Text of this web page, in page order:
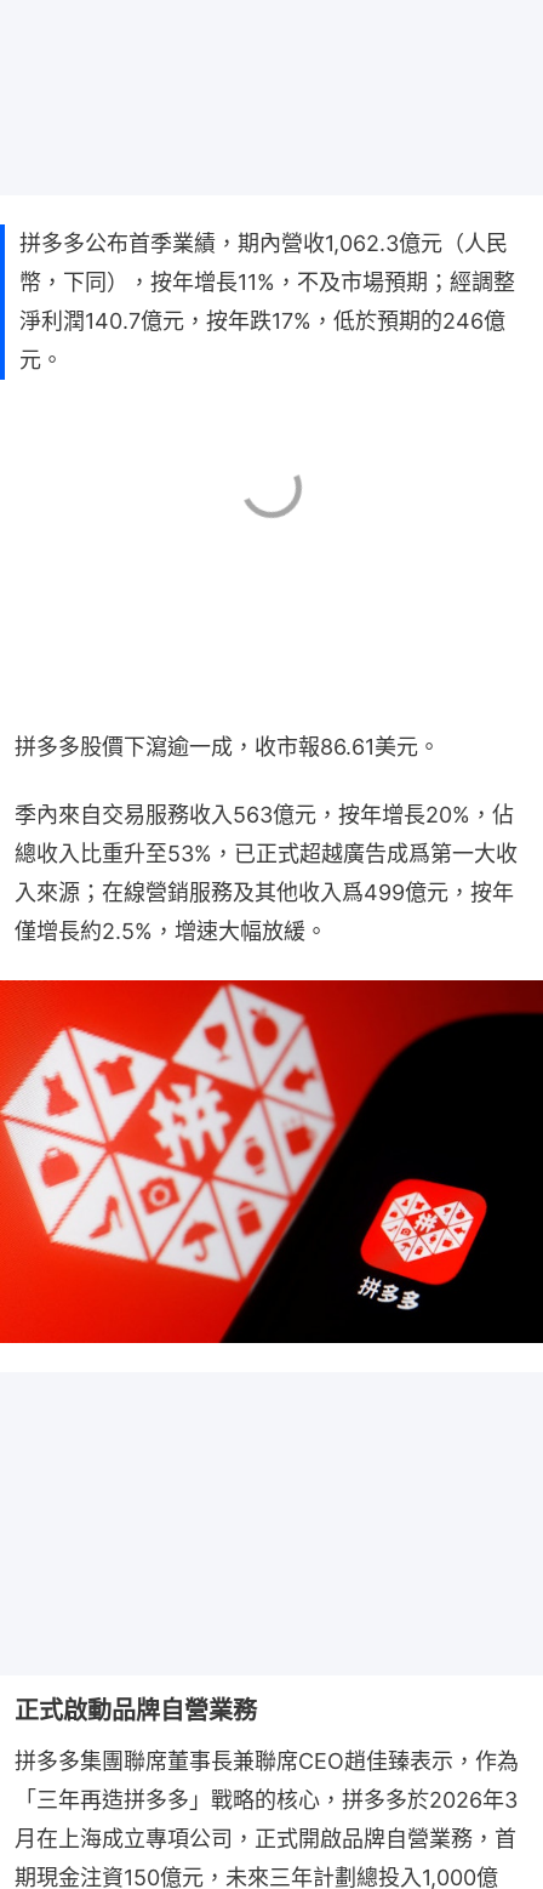
拼多多公布首季業績，期內營收1,062.3億元（人民
幣，下同），按年增長11%，不及市場預期；經調整
淨利潤140.7億元，按年跌17%，低於預期的246億
元。
拼多多股價下瀉逾一成，收市報86.61美元。
季內來自交易服務收入563億元，按年增長20%，佔
總收入比重升至53%，已正式超越廣告成爲第一大收
入來源；在線營銷服務及其他收入爲499億元，按年
僅增長約2.5%，增速大幅放緩。
正式啟動品牌自營業務
拼多多集團聯席董事長兼聯席CEO趙佳臻表示，作為
「三年再造拼多多」戰略的核心，拼多多於2026年3
月在上海成立專項公司，正式開啟品牌自營業務，首
期現金注資150億元，未來三年計劃總投入1,000億